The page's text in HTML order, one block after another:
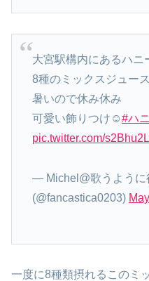
大宮駅構内にあるハニ
8種のミックスジュー
暑いので休み休み
可愛い飾りつけ☺️#ハ
pic.twitter.com/
— Michel@歌うように
(@fancastica0203)
一度に8種類摂れるこのミ